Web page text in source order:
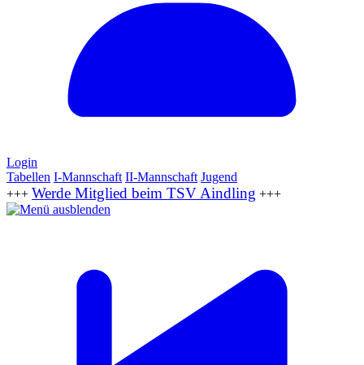
Login
Tabellen I-Mannschaft II-Mannschaft Jugend
+++ Werde Mitglied beim TSV Aindling +++